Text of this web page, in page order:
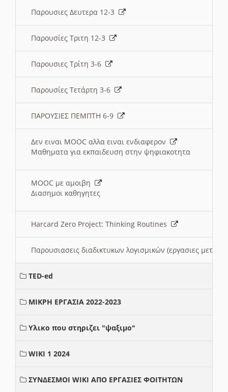
Παρουσιες Δευτερα 12-3
Παρουσίες Τριτη 12-3
Παρουσιες Τρίτη 3-6
Παρουσίες Τετάρτη 3-6
ΠΑΡΟΥΣΙΕΣ ΠΕΜΠΤΗ 6-9
Δεν ειναι MOOC αλλα ειναι ενδιαφερον
Μαθηματα για εκπαιδευση στην ψηφιακοτητα
MOOC με αμοιβη
Διασημοι καθηγητες
Harcard Zero Project: Thinking Routines
Παρουσιασεις διαδικτυκων λογισμικών (εργασιες
TED-ed
ΜΙΚΡΗ ΕΡΓΑΣΙΑ 2022-2023
Υλικο που στηριζει "ψαξιμο"
WIKI 1 2024
ΣΥΝΔΕΣΜΟΙ WIKI ΑΠΟ ΕΡΓΑΣΙΕΣ ΦΟΙΤΗΤΩΝ